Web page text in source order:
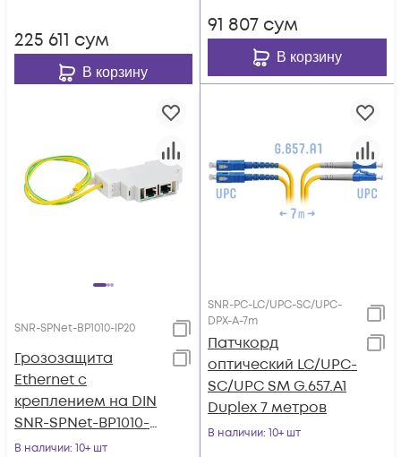
225 611 сум
В корзину
91 807 сум
В корзину
SNR-SPNet-BP1010-IP20
Грозозащита
Ethernet с
креплением на DIN
SNR-SPNet-BP1010-
IP20
В наличии: 10+ шт
SNR-PC-LC/UPC-SC/UPC-
DPX-A-7m
Патчкорд
оптический LC/UPC-
SC/UPC SM G.657.A1
Duplex 7 метров
В наличии: 10+ шт